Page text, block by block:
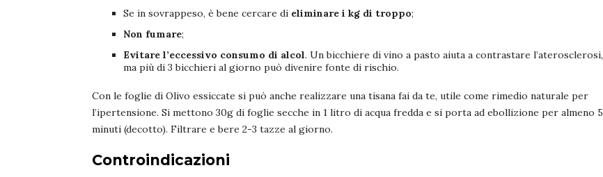
Se in sovrappeso, è bene cercare di eliminare i kg di troppo;
Non fumare;
Evitare l’eccessivo consumo di alcol. Un bicchiere di vino a pasto aiuta a contrastare l’aterosclerosi,
ma più di 3 bicchieri al giorno può divenire fonte di rischio.
Con le foglie di Olivo essiccate si può anche realizzare una tisana fai da te, utile come rimedio naturale per
l’ipertensione. Si mettono 30g di foglie secche in 1 litro di acqua fredda e si porta ad ebollizione per almeno 5
minuti (decotto). Filtrare e bere 2-3 tazze al giorno.
Controindicazioni